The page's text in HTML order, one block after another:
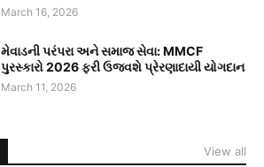
March 16, 2026
મેવાડની પરંપરા અને સમાજ સેવા: MMCF
પુરસ્કારો 2026 ફરી ઉજવશે પ્રેરણાદાયી યોગદાન
March 11, 2026
View all